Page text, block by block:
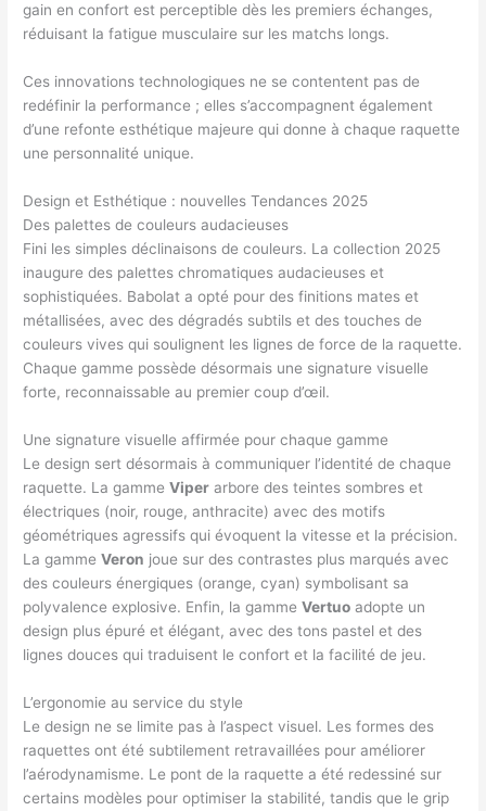
gain en confort est perceptible dès les premiers échanges,
réduisant la fatigue musculaire sur les matchs longs.
Ces innovations technologiques ne se contentent pas de
redéfinir la performance ; elles s’accompagnent également
d’une refonte esthétique majeure qui donne à chaque raquette
une personnalité unique.
Design et Esthétique : nouvelles Tendances 2025
Des palettes de couleurs audacieuses
Fini les simples déclinaisons de couleurs. La collection 2025
inaugure des palettes chromatiques audacieuses et
sophistiquées. Babolat a opté pour des finitions mates et
métallisées, avec des dégradés subtils et des touches de
couleurs vives qui soulignent les lignes de force de la raquette.
Chaque gamme possède désormais une signature visuelle
forte, reconnaissable au premier coup d’œil.
Une signature visuelle affirmée pour chaque gamme
Le design sert désormais à communiquer l’identité de chaque
raquette. La gammeViper arbore des teintes sombres et
électriques (noir, rouge, anthracite) avec des motifs
géométriques agressifs qui évoquent la vitesse et la précision.
La gammeVeron joue sur des contrastes plus marqués avec
des couleurs énergiques (orange, cyan) symbolisant sa
polyvalence explosive. Enfin, la gammeVertuo adopte un
design plus épuré et élégant, avec des tons pastel et des
lignes douces qui traduisent le confort et la facilité de jeu.
L’ergonomie au service du style
Le design ne se limite pas à l’aspect visuel. Les formes des
raquettes ont été subtilement retravaillées pour améliorer
l’aérodynamisme. Le pont de la raquette a été redessiné sur
certains modèles pour optimiser la stabilité, tandis que le grip